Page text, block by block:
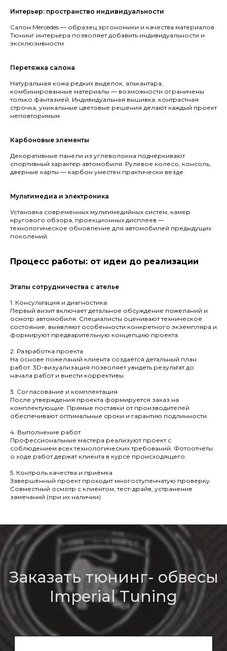
Интерьер: пространство индивидуальности
Салон Mercedes — образец эргономики и качества материалов.
Тюнинг интерьера позволяет добавить индивидуальности и
эксклюзивности.
Перетяжка салона
Натуральная кожа редких выделок, алькантара,
комбинированные материалы — возможности ограничены
только фантазией. Индивидуальная вышивка, контрастная
строчка, уникальные цветовые решения делают каждый проект
неповторимым.
Карбоновые элементы
Декоративные панели из углеволокна подчёркивают
спортивный характер автомобиля. Рулевое колесо, консоль,
дверные карты — карбон уместен практически везде.
Мультимедиа и электроника
Установка современных мультимедийных систем, камер
кругового обзора, проекционных дисплеев —
технологическое обновление для автомобилей предыдущих
поколений.
Процесс работы: от идеи до реализации
Этапы сотрудничества с ателье
1. Консультация и диагностика
Первый визит включает детальное обсуждение пожеланий и
осмотр автомобиля. Специалисты оценивают техническое
состояние, выявляют особенности конкретного экземпляра и
формируют предварительную концепцию проекта.
2. Разработка проекта
На основе пожеланий клиента создаётся детальный план
работ. 3D-визуализация позволяет увидеть результат до
начала работ и внести коррективы.
3. Согласование и комплектация
После утверждения проекта формируется заказ на
комплектующие. Прямые поставки от производителей
обеспечивают оптимальные сроки и гарантию подлинности.
4. Выполнение работ
Профессиональные мастера реализуют проект с
соблюдением всех технологических требований. Фотоотчёты
о ходе работ держат клиента в курсе происходящего.
5. Контроль качества и приёмка
Завершённый проект проходит многоступенчатую проверку.
Совместный осмотр с клиентом, тест-драйв, устранение
замечаний (при их наличии)